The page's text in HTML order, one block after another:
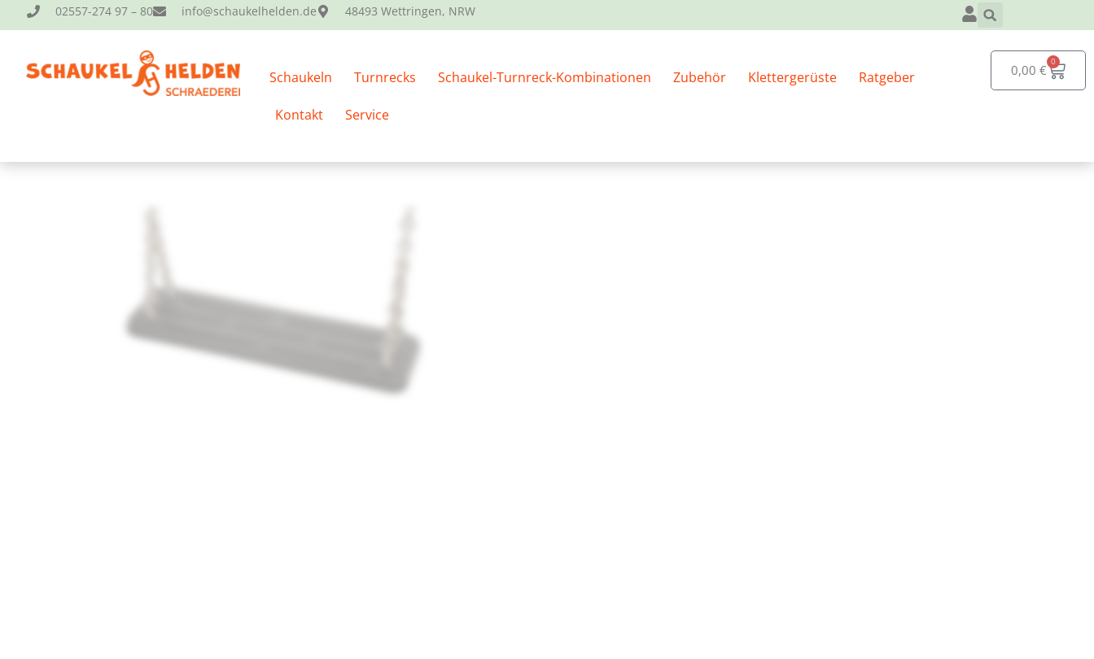
02557-274 97 – 80 info@schaukelhelden.de 48493 Wettringen, NRW
Schaukeln Turnrecks Schaukel-Turnreck-Kombinationen Zubehör Klettergerüste Ratgeber
Kontakt Service
0,00€
0
Du erhälst einen ZUSATZRABATT VON 20% auf diesen Artikel, wenn du ihn HEUTE in einer Bestellung mit einer Schaukel kaufst.
Startseite/Zubehör/Schaukelsitze/ Gummi Sicherheitsschaukelsitz JUMBO